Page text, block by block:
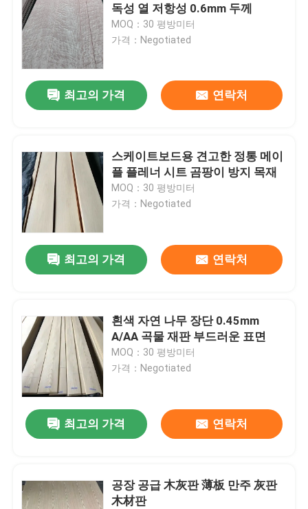
독성 열 저항성 0.6mm 두께
MOQ：30 평방미터
가격：Negotiated
최고의 가격 연락처
스케이트보드용 견고한 정통 메이
플 플레너 시트 곰팡이 방지 목재
MOQ：30 평방미터
가격：Negotiated
최고의 가격 연락처
흰색 자연 나무 장단 0.45mm
A/AA 곡물 재판 부드러운 표면
MOQ：30 평방미터
가격：Negotiated
최고의 가격 연락처
공장 공급 木灰판 薄板 만주 灰판
木材판